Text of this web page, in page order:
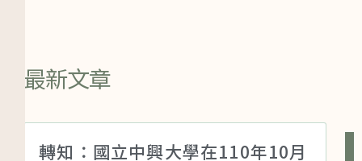
最新文章
轉知：國立中興大學在110年10月